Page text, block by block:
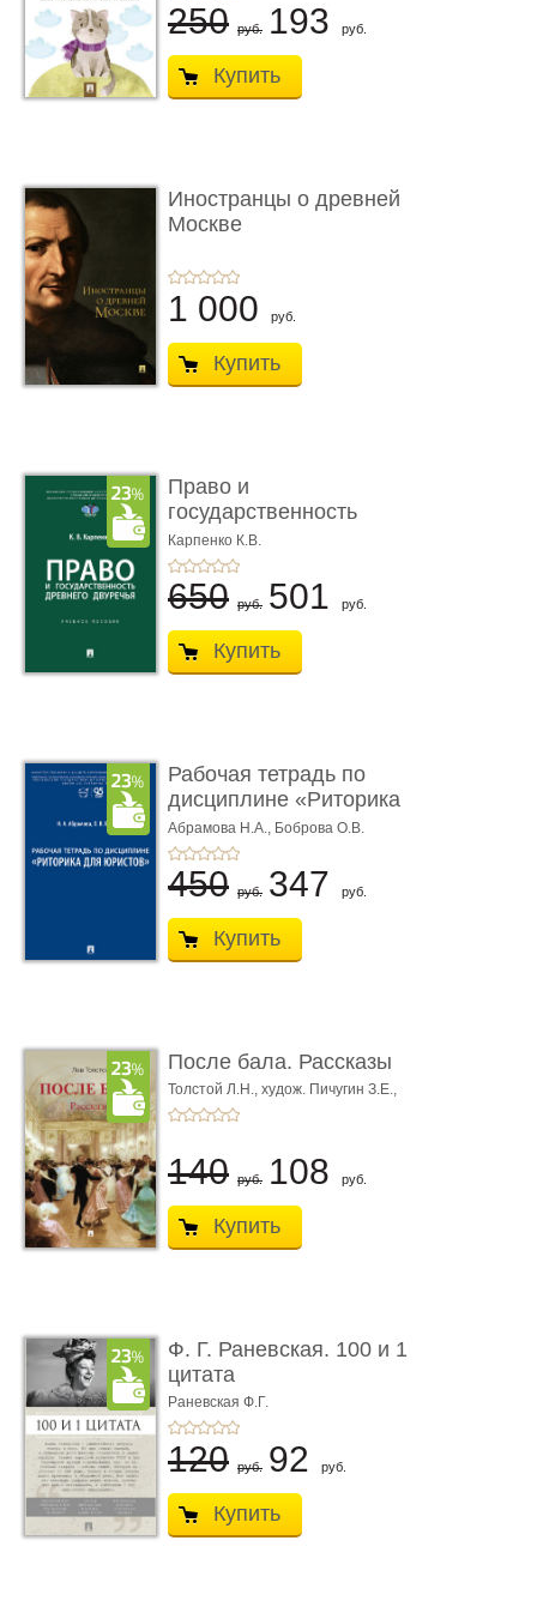
250 руб. 193 руб.
Купить
Иностранцы о древней
Москве
1 000 руб.
Купить
Право и
государственность
Древнего Двуречья. �
...
Карпенко К.В.
650 руб. 501 руб.
Купить
Рабочая тетрадь по
дисциплине «Риторика
для ю� ...
Абрамова Н.А., Боброва О.В.
450 руб. 347 руб.
Купить
После бала. Рассказы
Толстой Л.Н., худож. Пичугин З.Е.,
худож. Лебедев А.И.,
140 руб. 108 руб.
Купить
Ф. Г. Раневская. 100 и 1
цитата
Раневская Ф.Г.
120 руб. 92 руб.
Купить